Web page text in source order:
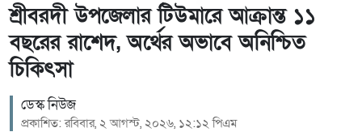
শ্রীবরদী উপজেলার টিউমারে আক্রান্ত ১১
বছরের রাশেদ, অর্থের অভাবে অনিশ্চিত
চিকিৎসা
ডেস্ক নিউজ
প্রকাশিত: রবিবার, ২ আগস্ট, ২০২৬, ১২:১২ পিএম